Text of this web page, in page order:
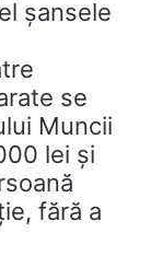
șansele
se
Muncii
lei și
fără a